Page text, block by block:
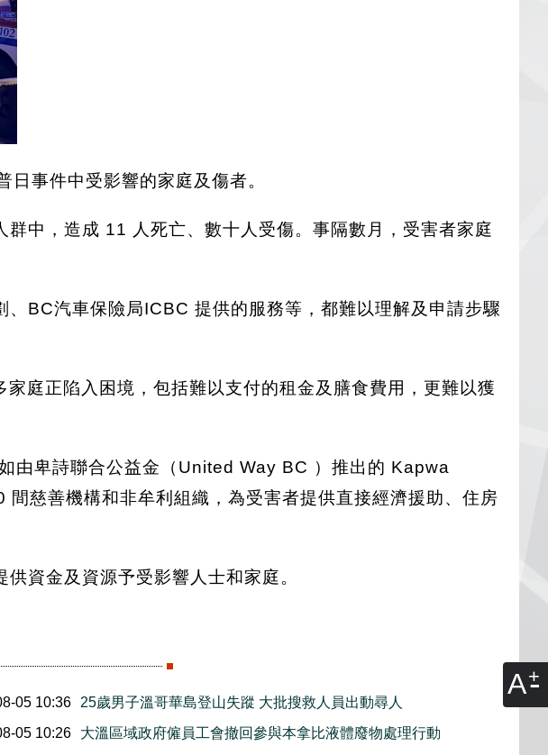
A
事件中受影響的家庭及傷者。
中，造成 11 人死亡、數十人受傷。事隔數月，受害者家庭
BC汽車保險局ICBC 提供的服務等，都難以理解及申請步驟
庭正陷入困境，包括難以支付的租金及膳食費用，更難以獲
由卑詩聯合公益金（United Way BC ）推出的 Kapwa
慈善機構和非牟利組織，為受害者提供直接經濟援助、住房
資金及資源予受影響人士和家庭。
05 10:36
25歲男子溫哥華島登山失蹤 大批搜救人員出動尋人
05 10:26
大溫區域政府僱員工會撤回參與本拿比液體廢物處理行動